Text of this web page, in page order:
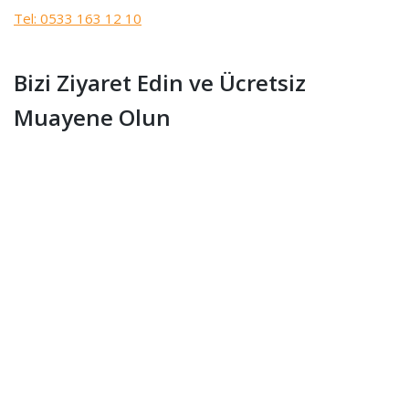
Tel: 0533 163 12 10
Bizi Ziyaret Edin ve Ücretsiz
Muayene Olun